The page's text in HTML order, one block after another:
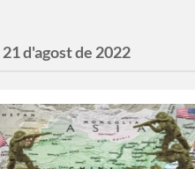
21 d'agost de 2022